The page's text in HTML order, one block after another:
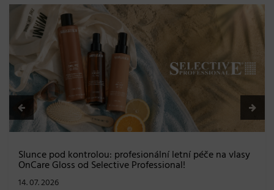
BLONDME přichází s novou érou blond: lesk, glow efekt
a maximální péče bez kompromisů
08. 06. 2026